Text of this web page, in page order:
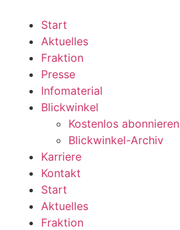
wechseln
Start
Aktuelles
Fraktion
Presse
Infomaterial
Blickwinkel
Kostenlos abonnieren
Blickwinkel-Archiv
Karriere
Kontakt
Start
Aktuelles
Fraktion